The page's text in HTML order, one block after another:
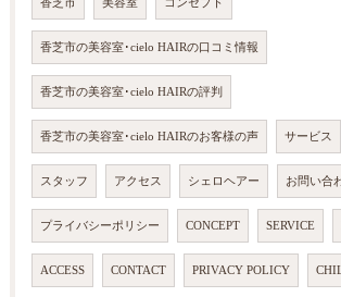
香芝市 美容室 コンセプト
香芝市の美容室･cielo HAIRの口コミ情報
香芝市の美容室･cielo HAIRの評判
香芝市の美容室･cielo HAIRのお客様の声 サービス
スタッフ アクセス シェロヘアー お問い合
プライバシーポリシー CONCEPT SERVICE
ACCESS CONTACT PRIVACY POLICY